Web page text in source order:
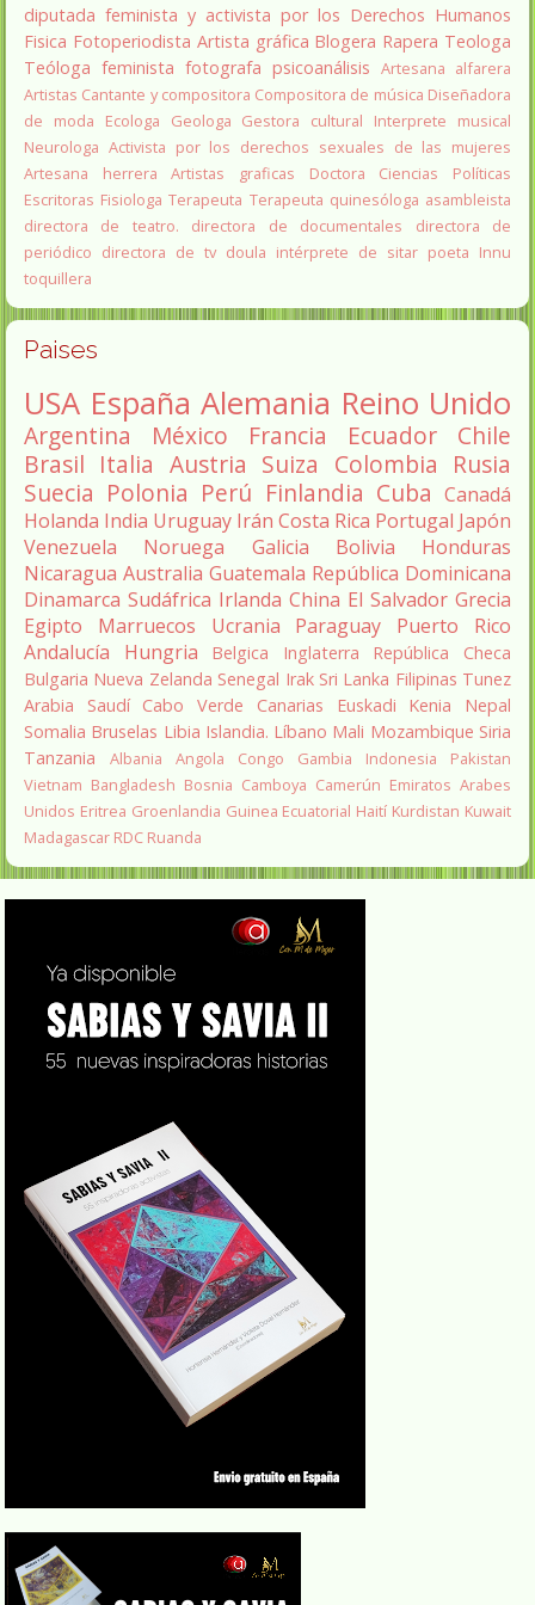
diputada feminista y activista por los Derechos Humanos
Fisica Fotoperiodista Artista gráfica Blogera Rapera Teologa
Teóloga feminista fotografa psicoanálisis Artesana alfarera
Artistas Cantante y compositora Compositora de música Diseñadora
de moda
Ecologa Geologa Gestora cultural
Interprete musical
Neurologa Activista por los derechos sexuales de las mujeres
Artesana herrera
Artistas graficas
Doctora Ciencias Políticas
Escritoras Fisiologa Terapeuta Terapeuta quinesóloga asambleista
directora de teatro.
directora de documentales
directora de
periódico directora de tv doula intérprete de sitar poeta Innu
toquillera
Paises
USA España Alemania Reino Unido
Argentina México Francia Ecuador
Chile
Brasil Italia Austria Suiza Colombia Rusia
Suecia Polonia Perú Finlandia Cuba Canadá
Holanda India Uruguay Irán Costa Rica Portugal Japón
Venezuela
Noruega Galicia Bolivia
Honduras
Nicaragua Australia Guatemala República Dominicana
Dinamarca Sudáfrica Irlanda China El Salvador Grecia
Egipto
Marruecos Ucrania Paraguay
Puerto Rico
Andalucía
Hungria Belgica Inglaterra
República Checa
Bulgaria Nueva Zelanda Senegal Irak Sri Lanka Filipinas Tunez
Arabia Saudí Cabo Verde Canarias Euskadi Kenia
Nepal
Somalia Bruselas Libia Islandia. Líbano Mali Mozambique Siria
Tanzania
Albania Angola Congo Gambia Indonesia
Pakistan
Vietnam Bangladesh Bosnia Camboya Camerún Emiratos Arabes
Unidos Eritrea Groenlandia Guinea Ecuatorial Haití Kurdistan Kuwait
Madagascar RDC Ruanda